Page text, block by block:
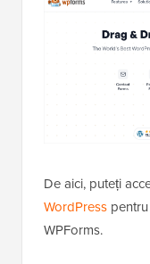
De aici, puteți
WordPress
WPForms.